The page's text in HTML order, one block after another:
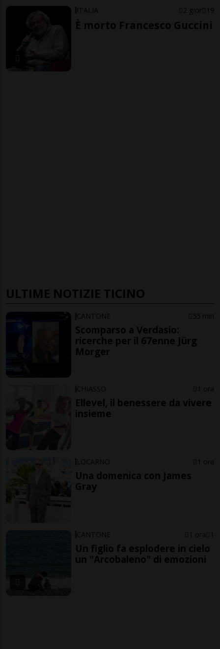
ITALIA 2 gior 19
È morto Francesco Guccini
ULTIME NOTIZIE TICINO
CANTONE 55 min
Scomparso a Verdasio:
ricerche per il 67enne Jürg
Morger
CHIASSO 1 ora
Ellevel, il benessere da vivere
insieme
LOCARNO 1 ora
Una domenica con James
Gray
CANTONE 1 ora 1
Un figlio fa esplodere in cielo
un "Arcobaleno" di emozioni